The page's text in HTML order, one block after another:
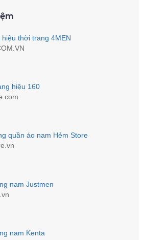
thời trang 4MEN
hiệu 160
quần áo nam Hẻm Store
nam Justmen
nam Kenta